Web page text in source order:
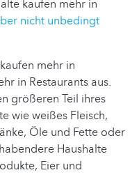
kaufen mehr in
nicht unbedingt
mehr in
in Restaurants aus.
größeren Teil ihres
wie weißes Fleisch,
Öle und Fette oder
Haushalte
Eier und